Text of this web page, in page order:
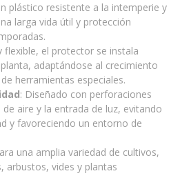
plástico resistente a la intemperie y
larga vida útil y protección
flexible, el protector se instala
adaptándose al crecimiento
herramientas especiales.
: Diseñado con perforaciones
aire y la entrada de luz, evitando
y favoreciendo un entorno de
una amplia variedad de cultivos,
arbustos, vides y plantas